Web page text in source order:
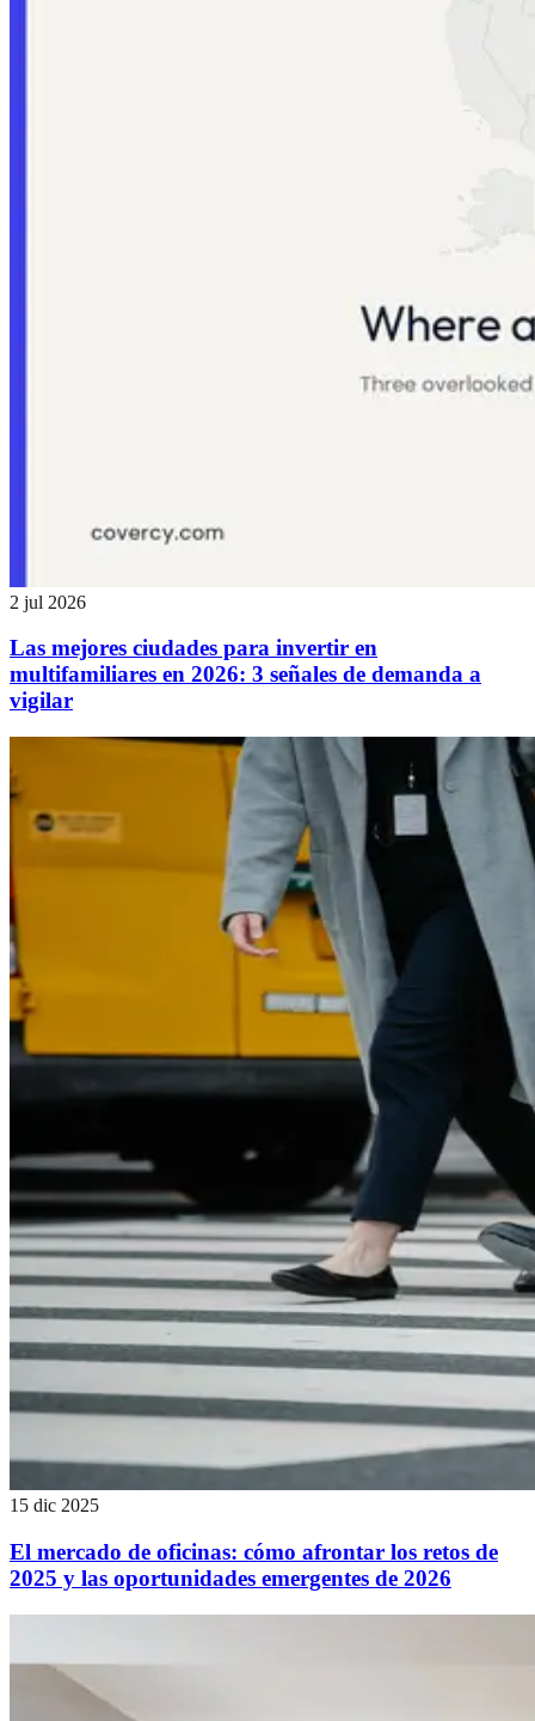
2 jul 2026
Las mejores ciudades para invertir en
multifamiliares en 2026: 3 señales de demanda a
vigilar
15 dic 2025
El mercado de oficinas: cómo afrontar los retos de
2025 y las oportunidades emergentes de 2026